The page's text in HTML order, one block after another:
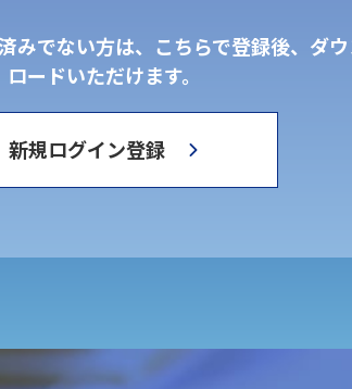
みでない方は、こちらで登録後、ダ
ロードいただけます。
新規ログイン登録